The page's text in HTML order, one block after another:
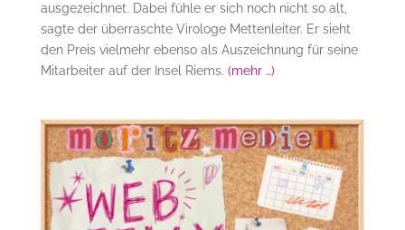
ausgezeichnet. Dabei fühle er sich noch nicht so alt,
sagte der überraschte Virologe Mettenleiter. Er sieht
den Preis vielmehr ebenso als Auszeichnung für seine
Mitarbeiter auf der Insel Riems. (mehr …)